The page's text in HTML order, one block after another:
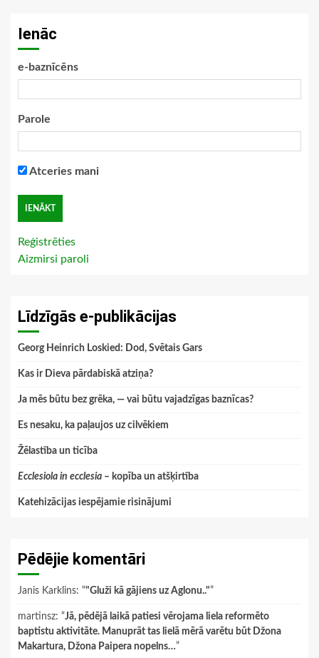
Ienāc
e-baznīcēns
Parole
Atceries mani
Reģistrēties
Aizmirsi paroli
Līdzīgās e-publikācijas
Georg Heinrich Loskied: Dod, Svētais Gars
Kas ir Dieva pārdabiskā atziņa?
Ja mēs būtu bez grēka, — vai būtu vajadzīgas baznīcas?
Es nesaku, ka paļaujos uz cilvēkiem
Žēlastība un ticība
Ecclesiola in ecclesia – kopība un atšķirtība
Katehizācijas iespējamie risinājumi
Pēdējie komentāri
Janis Karklins: “"Gluži kā gājiens uz Aglonu.."”
martinsz: “Jā, pēdējā laikā patiesi vērojama liela reformēto
baptistu aktivitāte. Manuprāt tas lielā mērā varētu būt Džona
Makartura, Džona Paipera nopelns…”